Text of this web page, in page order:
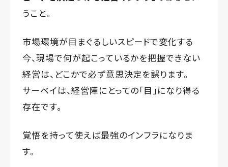
うこと。
市場環境が目まぐるしいスピードで変化する
今、現場で何が起こっているかを把握できない
経営は、どこかで必ず意思決定を誤ります。
サーベイは、経営陣にとっての「目」になり得る
存在です。
覚悟を持って使えば最強のインフラになりま
す。